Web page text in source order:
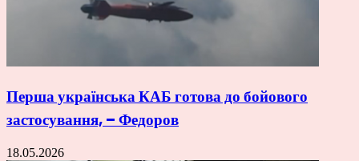
Перша українська КАБ готова до бойового
застосування, – Федоров
18.05.2026